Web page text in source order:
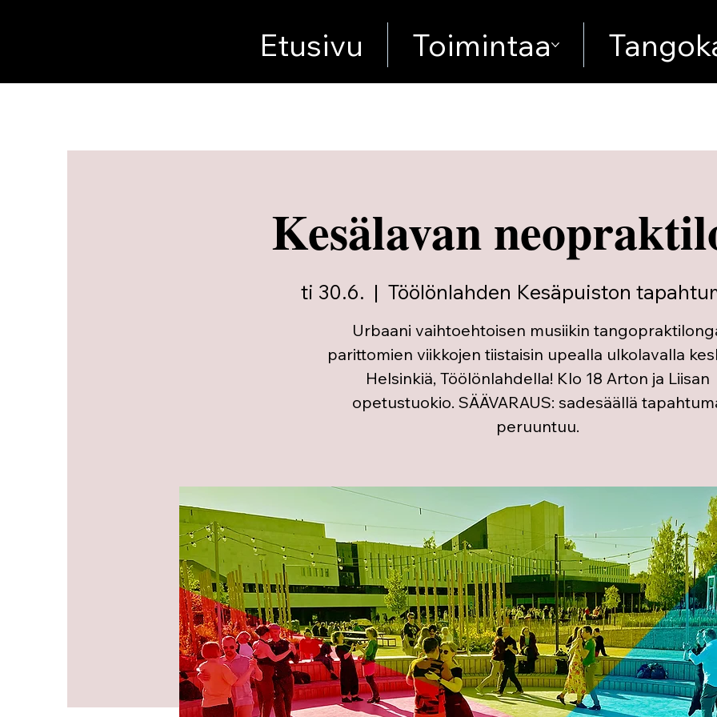
Etusivu Toimintaa
Kesälavan
ti 30.6.
  |
Töölönlahden Kesäpuiston
Urbaani vaihtoehtoisen musiikin
parittomien viikkojen tiistaisin upealla ulkolavalla
Helsinkiä, Töölönlahdella! Klo 18 Arton ja Liisan
opetustuokio. SÄÄVARAUS: sadesäällä
peruuntuu.